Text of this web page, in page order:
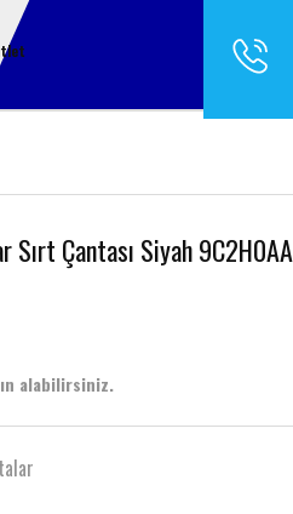
Çantası Siyah 9C2H0AA
alabilirsiniz.